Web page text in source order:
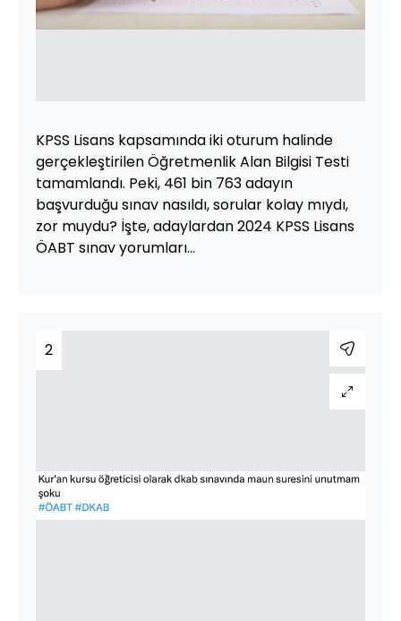
KPSS Lisans kapsamında iki oturum halinde
gerçekleştirilen Öğretmenlik Alan Bilgisi Testi
tamamlandı. Peki, 461 bin 763 adayın
başvurduğu sınav nasıldı, sorular kolay mıydı,
zor muydu? İşte, adaylardan 2024 KPSS Lisans
ÖABT sınav yorumları...
2